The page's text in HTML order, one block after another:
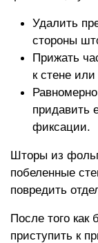
Удалить
стороны
Прижать
к стене или
придавить
фиксации.
Шторы из
побеленные
повредить
После того как
приступить к